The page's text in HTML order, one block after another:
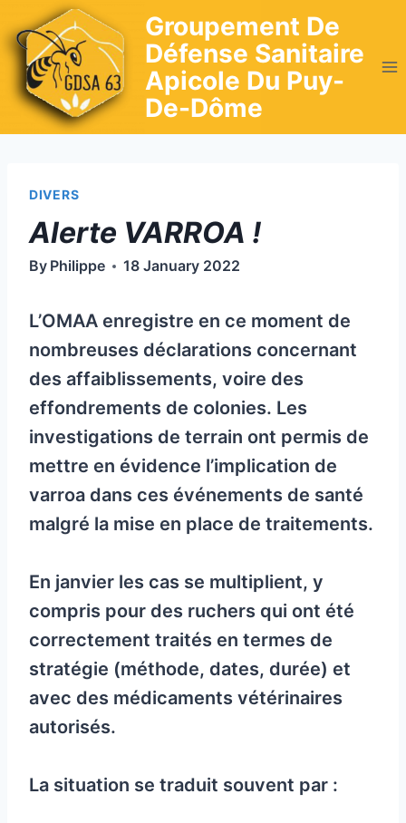
to
content
Groupement De
Défense Sanitaire
Apicole Du Puy-
De-Dôme
DIVERS
Alerte VARROA !
By Philippe 18 January 2022
L’OMAA enregistre en ce moment de
nombreuses déclarations concernant
des affaiblissements, voire des
effondrements de colonies. Les
investigations de terrain ont permis de
mettre en évidence l’implication de
varroa dans ces événements de santé
malgré la mise en place de traitements.
En janvier les cas se multiplient, y
compris pour des ruchers qui ont été
correctement traités en termes de
stratégie (méthode, dates, durée) et
avec des médicaments vétérinaires
autorisés.
La situation se traduit souvent par :